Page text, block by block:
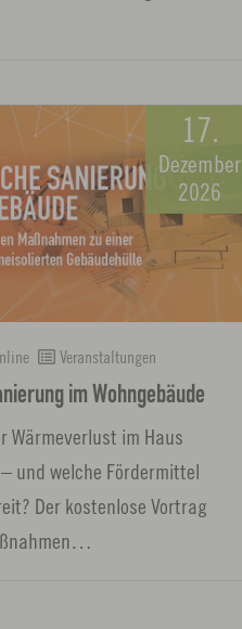
17.
Dezember
2026
Veranstaltungen
im Wohngebäude
Wärmeverlust im Haus
und welche Fördermittel
Der kostenlose Vortrag